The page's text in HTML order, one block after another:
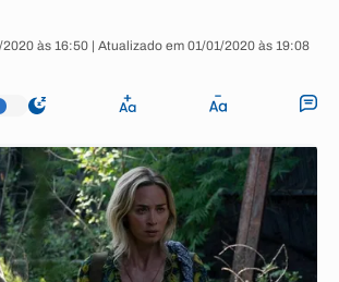
às 16:50 | Atualizado em 01/01/2020 às 19:08